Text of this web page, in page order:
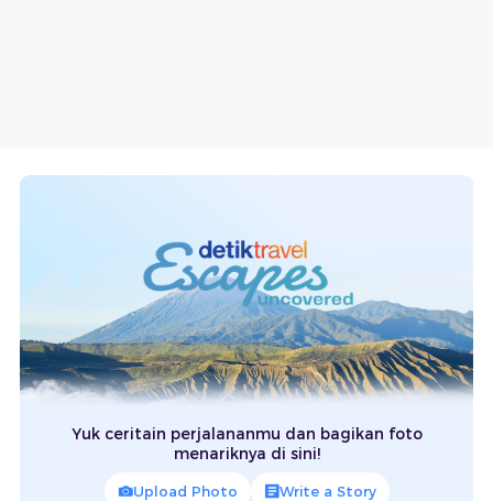
Yuk ceritain perjalananmu dan bagikan foto
menariknya di sini!
Upload Photo Write a Story